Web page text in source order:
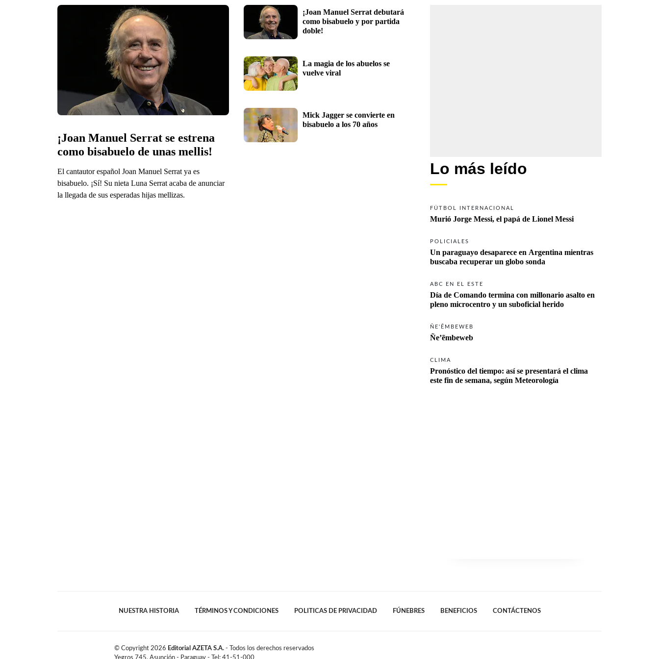
¡Joan Manuel Serrat se estrena
como bisabuelo de unas mellis!
El cantautor español Joan Manuel Serrat ya es
bisabuelo. ¡Sí! Su nieta Luna Serrat acaba de anunciar
la llegada de sus esperadas hijas mellizas.
¡Joan Manuel Serrat debutará
como bisabuelo y por partida
doble!
La magia de los abuelos se
vuelve viral
Mick Jagger se convierte en
bisabuelo a los 70 años
Lo más leído
FÚTBOL INTERNACIONAL
Murió Jorge Messi, el papá de Lionel Messi
POLICIALES
Un paraguayo desaparece en Argentina mientras
ABC EN EL ESTE
Día de Comando termina con millonario asalto en
pleno microcentro y un suboficial herido
ÑE'ẼMBEWEB
Ñe’ẽmbeweb
CLIMA
Pronóstico del tiempo: así se presentará el clima
este fin de semana, según Meteorología
NUESTRA HISTORIA TÉRMINOS Y CONDICIONES POLITICAS DE PRIVACIDAD FÚNEBRES BENEFICIOS CONTÁCTENOS
© Copyright 2026 Editorial AZETA S.A. - Todos los derechos reservados
Yegros 745, Asunción - Paraguay - Tel: 41-51-000